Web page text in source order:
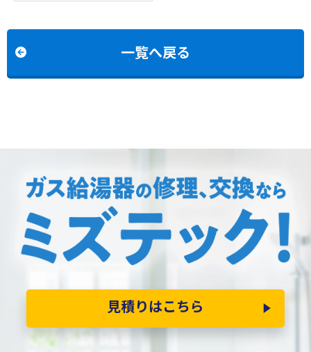
一覧へ戻る
見積りはこちら